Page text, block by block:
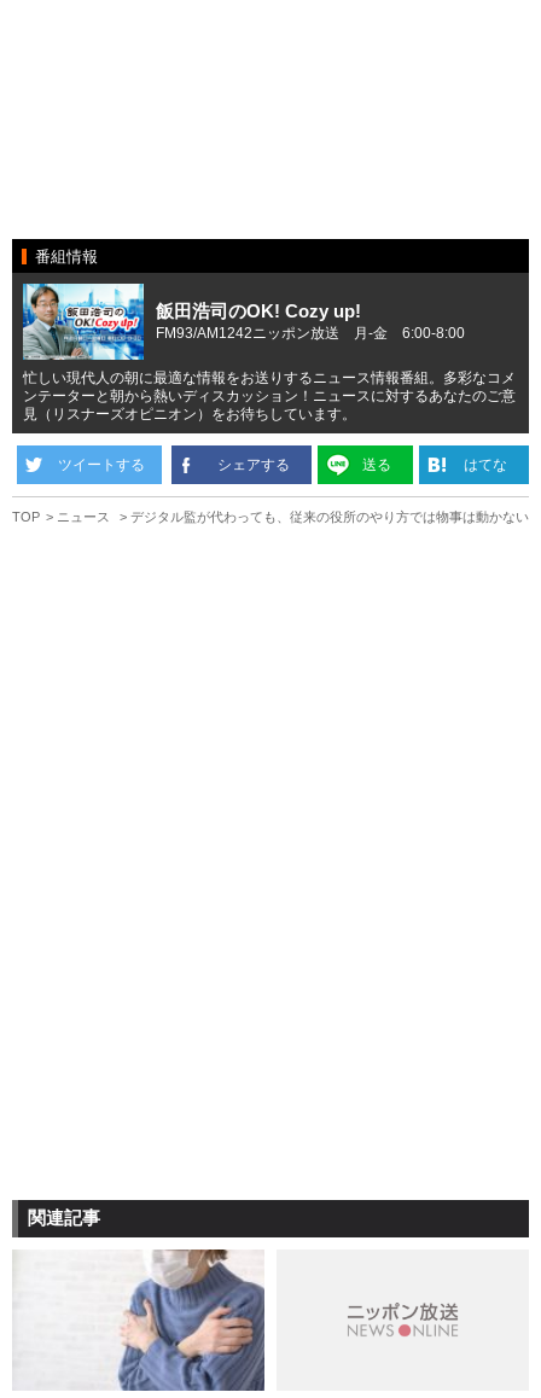
番組情報
飯田浩司のOK! Cozy up!
FM93/AM1242ニッポン放送 月-金 6:00-8:00
忙しい現代人の朝に最適な情報をお送りするニュース情報番組。多彩なコメ
ンテーターと朝から熱いディスカッション！ニュースに対するあなたのご意
見（リスナーズオピニオン）をお待ちしています。
ツイートする シェアする 送る はてな
TOP ニュース デジタル監が代わっても、従来の役所のやり方では物事は動かない
関連記事